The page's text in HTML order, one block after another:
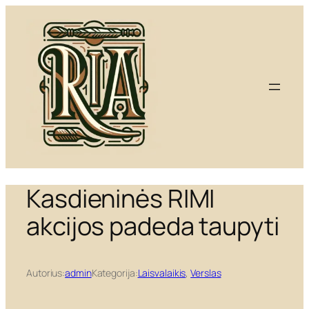
turinio
Kasdieninės RIMI
akcijos padeda taupyti
Autorius:adminKategorija:Laisvalaikis, Verslas